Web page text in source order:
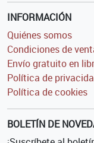
INFORMACIÓN
Quiénes somos
Condiciones de
Envío gratuito en
Política de
Política de cookies
BOLETÍN DE